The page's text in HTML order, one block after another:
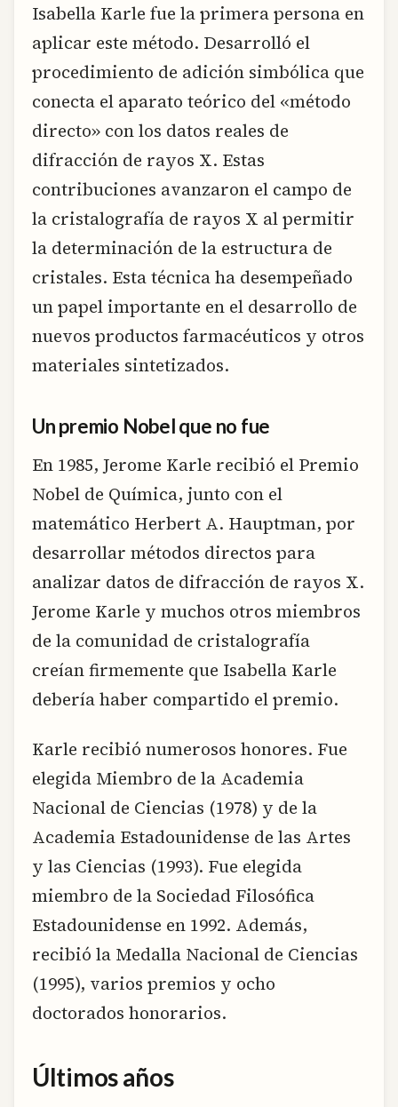
Isabella Karle fue la primera persona en
aplicar este método. Desarrolló el
procedimiento de adición simbólica que
conecta el aparato teórico del «método
directo» con los datos reales de
difracción de rayos X. Estas
contribuciones avanzaron el campo de
la cristalografía de rayos X al permitir
la determinación de la estructura de
cristales. Esta técnica ha desempeñado
un papel importante en el desarrollo de
nuevos productos farmacéuticos y otros
materiales sintetizados.
Un premio Nobel que no fue
En 1985, Jerome Karle recibió el Premio
Nobel de Química, junto con el
matemático Herbert A. Hauptman, por
desarrollar métodos directos para
analizar datos de difracción de rayos X.
Jerome Karle y muchos otros miembros
de la comunidad de cristalografía
creían firmemente que Isabella Karle
debería haber compartido el premio.
Karle recibió numerosos honores. Fue
elegida Miembro de la Academia
Nacional de Ciencias (1978) y de la
Academia Estadounidense de las Artes
y las Ciencias (1993). Fue elegida
miembro de la Sociedad Filosófica
Estadounidense en 1992. Además,
recibió la Medalla Nacional de Ciencias
(1995), varios premios y ocho
doctorados honorarios.
Últimos años